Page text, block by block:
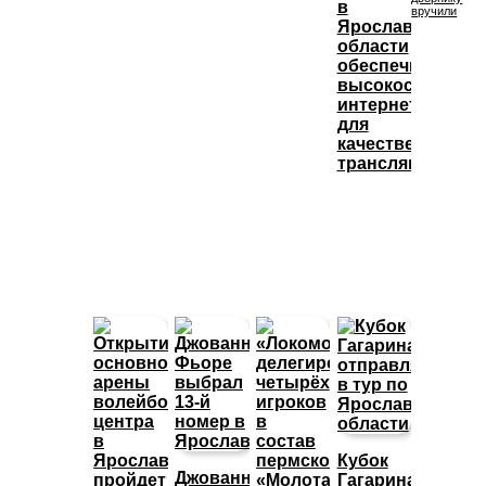
в
Ярославской
области
обеспечивают
интернетом
для
качественных
трансляций
Джованни
Кубок
Гагарина
вручили